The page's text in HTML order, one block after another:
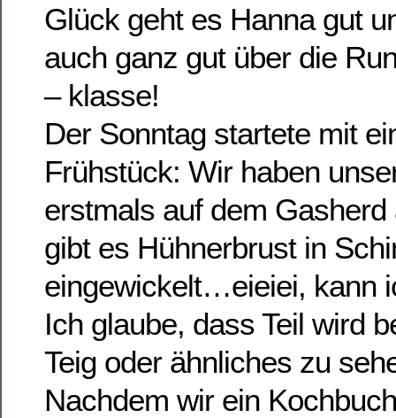
Glück geht es Hanna gut
auch ganz gut über die
– klasse!
Der Sonntag startete mit
Frühstück: Wir haben
erstmals auf dem
gibt es Hühnerbrust in
eingewickelt…eieiei, kann
Ich glaube, dass Teil wird
Teig oder ähnliches zu
Nachdem wir ein